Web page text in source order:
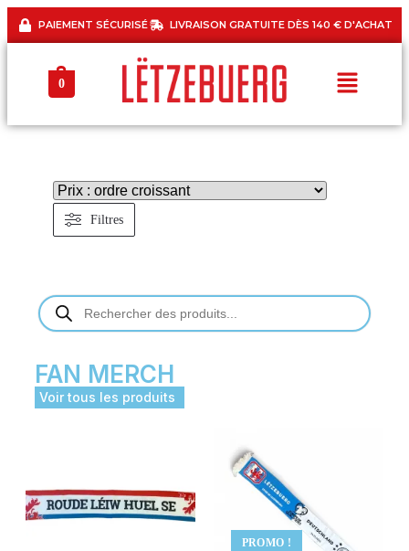
PAIEMENT SÉCURISÉ LIVRAISON GRATUITE DÈS 140 € D'ACHAT
0
Filtres
FAN MERCH
Voir tous les produits
PROMO !